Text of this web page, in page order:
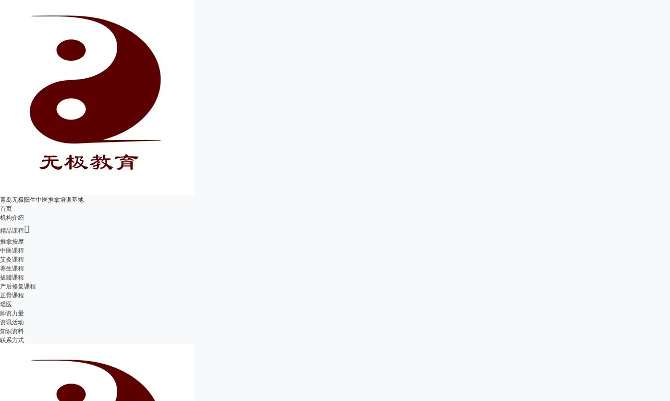
青岛无极阳生中医推拿培训基地
首页
机构介绍
精品课程
推拿按摩
中医课程
艾灸课程
养生课程
拔罐课程
产后修复课程
正骨课程
瑶医
师资力量
资讯活动
知识资料
联系方式